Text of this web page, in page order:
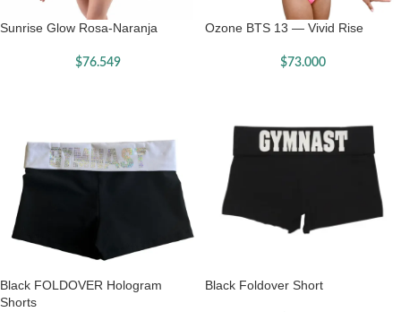
Sunrise Glow Rosa-Naranja
$76.549
Ozone BTS 13 — Vivid Rise
$73.000
Black FOLDOVER Hologram
Shorts
Black Foldover Short